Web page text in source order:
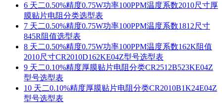
6 天二0.50%精度0.75W功率100PPM温度系数2010尺寸厚
膜贴片电阻分类选型表
7 天二0.50%精度0.75W功率100PPM温度系数1812尺寸
845R阻值选型表
8 天二0.50%精度0.75W功率100PPM温度系数162K阻值
2010尺寸CR2010D162KE04Z型号选型表
9 天二0.10%精度厚膜贴片电阻分类CR2512B523KE04Z
型号选型表
10 天二0.10%精度厚膜贴片电阻分类CR2010B1K24E04Z
型号选型表